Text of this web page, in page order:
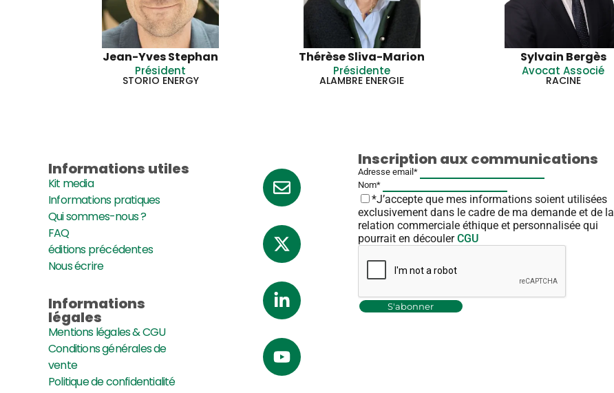
Jean-Yves Stephan
Président
STORIO ENERGY
Thérèse Sliva-Marion
Présidente
ALAMBRE ENERGIE
Sylvain Bergès
Avocat Associé
RACINE
Informations utiles
Kit media
Informations pratiques
Qui sommes-nous ?
FAQ
éditions précédentes
Nous écrire
Informations
légales
Mentions légales & CGU
Conditions générales de
vente
Politique de confidentialité
Inscription aux communications
Adresse email*
Nom*
*J’accepte que mes informations soient utilisées
exclusivement dans le cadre de ma demande et de la
relation commerciale éthique et personnalisée qui
pourrait en découlerCGU